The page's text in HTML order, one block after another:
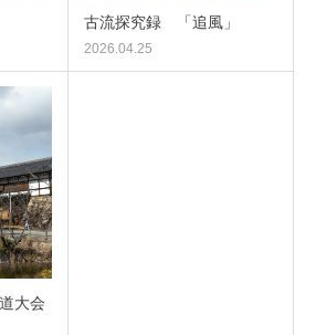
古流探究録 「追風」
2026.04.25
大会